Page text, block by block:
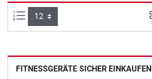
Artikel pro Seite:
FITNESSGERÄTE SICHER EINKAUFEN